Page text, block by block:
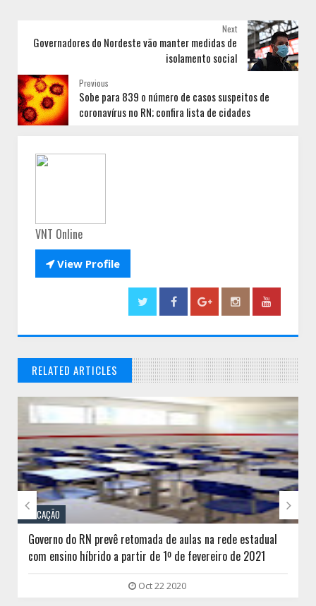
Next
Governadores do Nordeste vão manter medidas de
isolamento social
Previous
Sobe para 839 o número de casos suspeitos de
coronavírus no RN; confira lista de cidades
VNT Online
View Profile
RELATED ARTICLES
// THATS WHAT YOU MIGHT BE LOOKING FOR
EDUCAÇÃO
Governo do RN prevê retomada de aulas na rede estadual
com ensino híbrido a partir de 1º de fevereiro de 2021
Oct 22 2020
 